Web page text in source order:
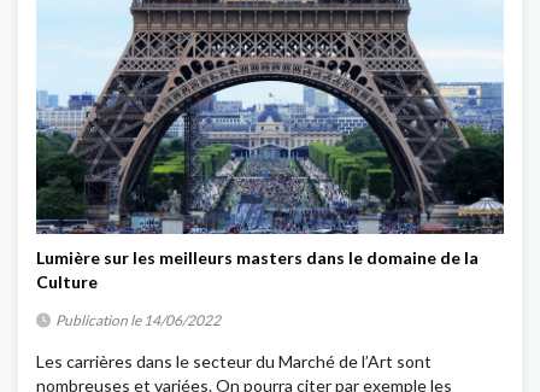
Lumière sur les meilleurs masters dans le domaine de la
Culture
Publication le 14/06/2022
Les carrières dans le secteur du Marché de l’Art sont
nombreuses et variées. On pourra citer par exemple les